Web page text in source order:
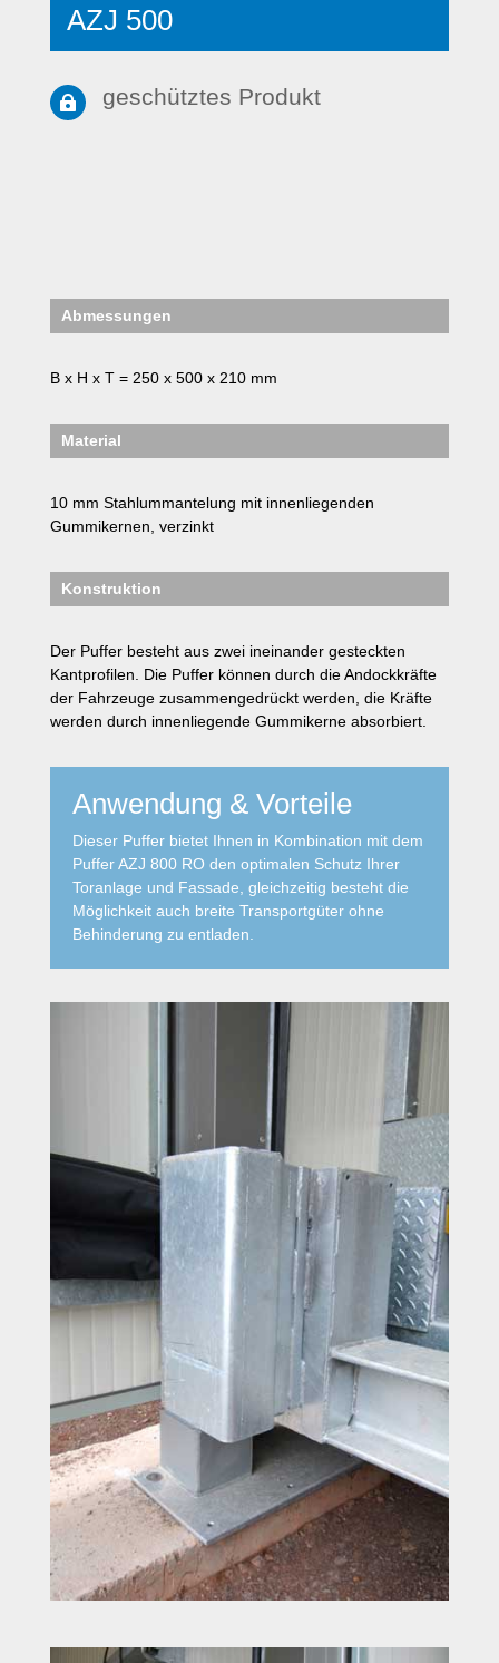
AZJ 500
 geschütztes Produkt
Abmessungen
B x H x T = 250 x 500 x 210 mm
Material
10 mm Stahlummantelung mit innenliegenden
Gummikernen, verzinkt
Konstruktion
Der Puffer besteht aus zwei ineinander gesteckten
Kantprofilen. Die Puffer können durch die Andockkräfte
der Fahrzeuge zusammengedrückt werden, die Kräfte
werden durch innenliegende Gummikerne absorbiert.
Anwendung & Vorteile
Dieser Puffer bietet Ihnen in Kombination mit dem
Puffer AZJ 800 RO den optimalen Schutz Ihrer
Toranlage und Fassade, gleichzeitig besteht die
Möglichkeit auch breite Transportgüter ohne
Behinderung zu entladen.